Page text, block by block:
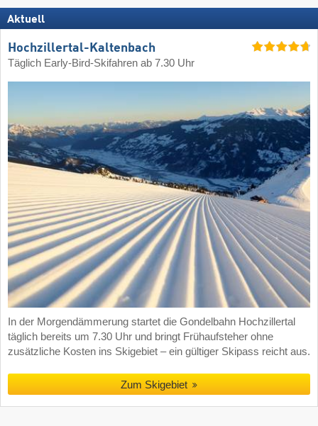
Aktuell
Hochzillertal-Kaltenbach
Täglich Early-Bird-Skifahren ab 7.30 Uhr
In der Morgendämmerung startet die Gondelbahn Hochzillertal
täglich bereits um 7.30 Uhr und bringt Frühaufsteher ohne
zusätzliche Kosten ins Skigebiet – ein gültiger Skipass reicht aus.
Zum Skigebiet